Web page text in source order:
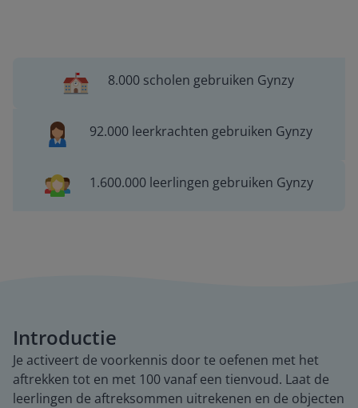
8.000 scholen gebruiken Gynzy
92.000 leerkrachten gebruiken Gynzy
1.600.000 leerlingen gebruiken Gynzy
Introductie
Je activeert de voorkennis door te oefenen met het
aftrekken tot en met 100 vanaf een tienvoud. Laat de
leerlingen de aftreksommen uitrekenen en de objecten